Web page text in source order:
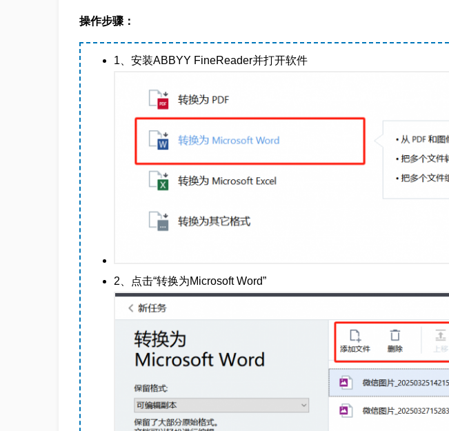
操作步骤：
1、安装ABBYY FineReader并打开软件
2、点击“转换为Microsoft Word”